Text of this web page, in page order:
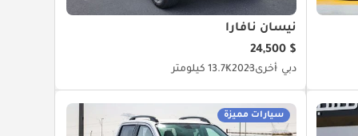
نيسان نافارا
$ 24,500
دبي أخرى202313.7K كيلومتر
سيارات مميزة